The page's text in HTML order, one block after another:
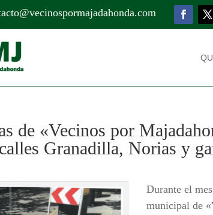
de «Vecinos por
Granadilla, Norias y
Durante el
municipal de «